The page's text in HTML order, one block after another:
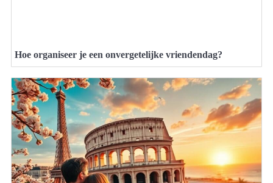
Hoe organiseer je een onvergetelijke vriendendag?